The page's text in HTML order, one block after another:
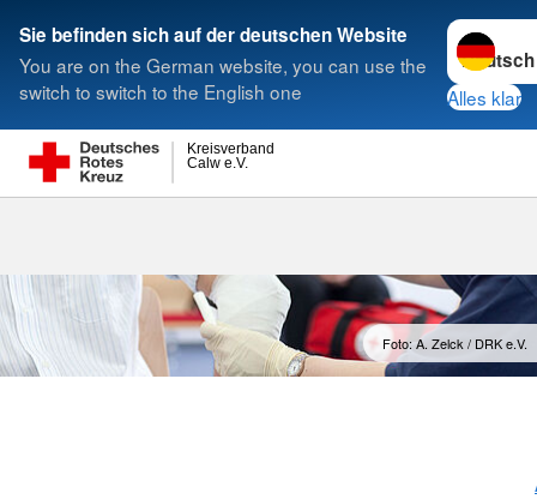
Sie befinden sich auf der deutschen Website
You are on the German website, you can use the
switch to switch to the English one
Sprache
Alles klar
Calw e.V.
Kreisverband
Suche
Foto: A. Zelck / DRK e.V.